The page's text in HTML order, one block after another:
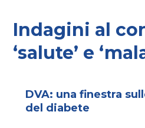
Indagini al
‘salute’ e
DVA: una finestra
del diabete